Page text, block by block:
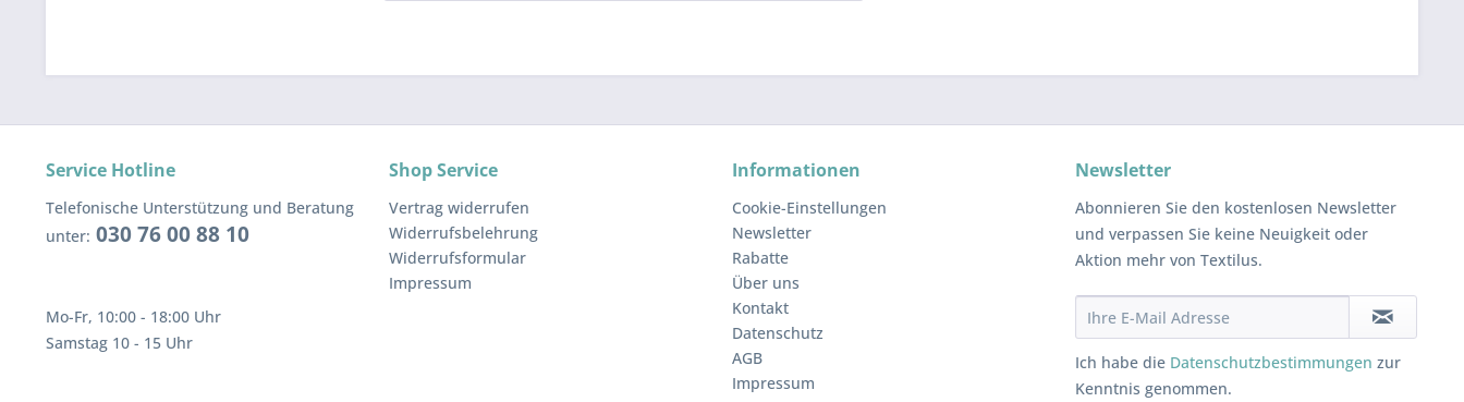
Service Hotline
Telefonische Unterstützung und Beratung
unter: 030 76 00 88 10
Mo-Fr, 10:00 - 18:00 Uhr
Samstag 10 - 15 Uhr
Shop Service
Vertrag widerrufen
Widerrufsbelehrung
Widerrufsformular
Impressum
Informationen
Cookie-Einstellungen
Newsletter
Rabatte
Über uns
Kontakt
Datenschutz
AGB
Impressum
Newsletter
Abonnieren Sie den kostenlosen Newsletter
und verpassen Sie keine Neuigkeit oder
Aktion mehr von Textilus.
Ich habe die Datenschutzbestimmungen zur
Kenntnis genommen.